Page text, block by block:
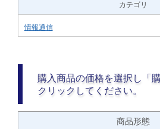
カテゴリ
情報通信
購入商品の価格を選択し「
クリックしてください。
商品形態